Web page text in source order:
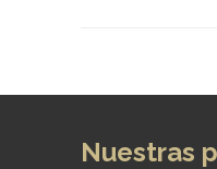
Nuestras